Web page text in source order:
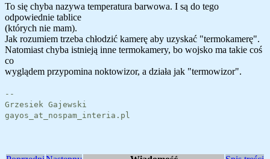
To się chyba nazywa temperatura barwowa. I są do tego
odpowiednie tablice
(których nie mam).
Jak rozumiem trzeba chłodzić kamerę aby uzyskać "termokamerę".
Natomiast chyba istnieją inne termokamery, bo wojsko ma takie coś
co
wyglądem przypomina noktowizor, a działa jak "termowizor".
--
Grzesiek Gajewski
gayos_at_nospam_interia.pl